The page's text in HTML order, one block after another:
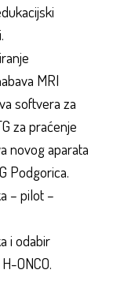
MRI
softvera za
za praćenje
novog aparata
Podgorica.
– pilot –
i odabir
ONCO.